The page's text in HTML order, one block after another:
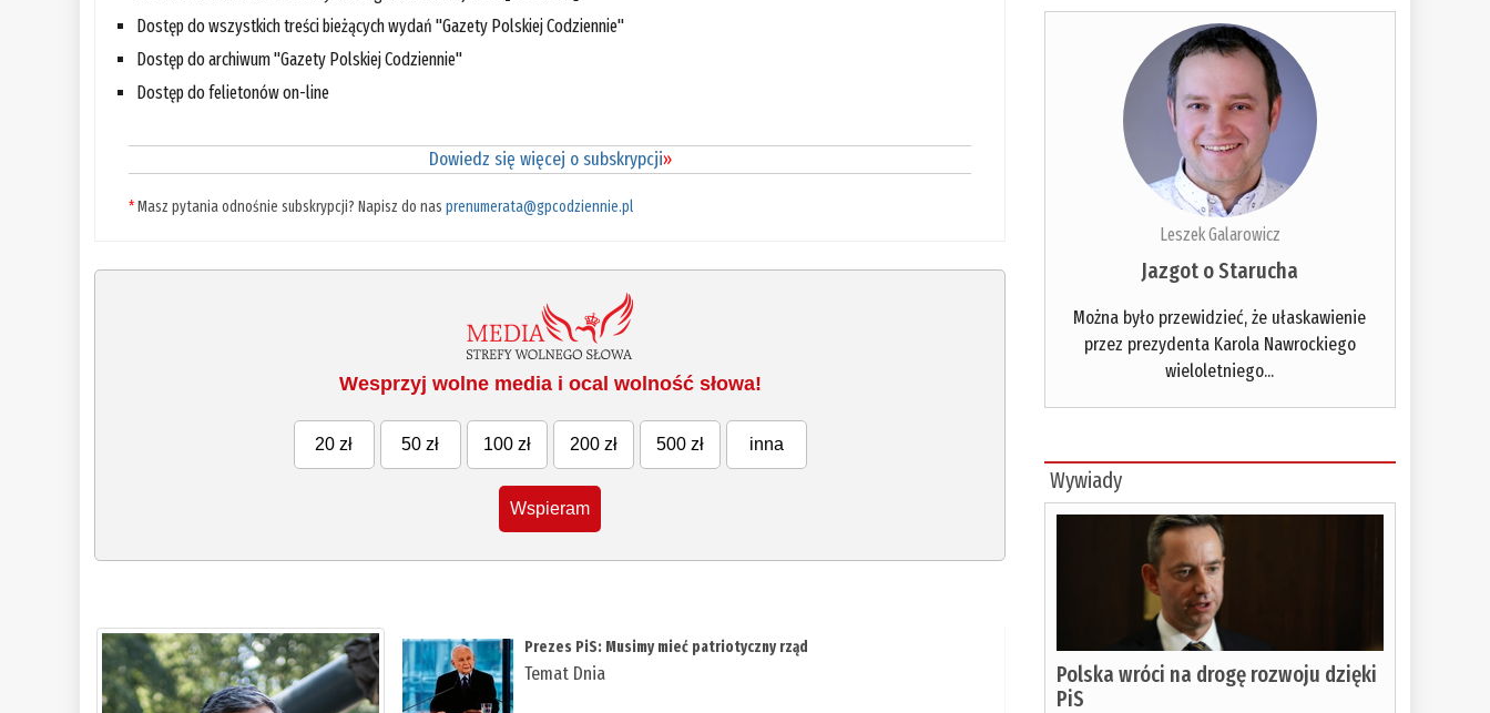
Dostęp do wszystkich treści bieżących wydań "Gazety Polskiej Codziennie"
Dostęp do archiwum "Gazety Polskiej Codziennie"
Dostęp do felietonów on-line
Dowiedz się więcej o subskrypcji»
*Masz pytania odnośnie subskrypcji? Napisz do nasprenumerata@gpcodziennie.pl
Wesprzyj wolne media i ocal wolność słowa!
20 zł 50 zł 100 zł 200 zł 500 zł inna
Wspieram
Prezes PiS: Musimy mieć patriotyczny rząd
Temat Dnia
Leszek Galarowicz
Jazgot o Starucha
Można było przewidzieć, że ułaskawienie
przez prezydenta Karola Nawrockiego
wieloletniego...
Wywiady
Polska wróci na drogę rozwoju dzięki
PiS